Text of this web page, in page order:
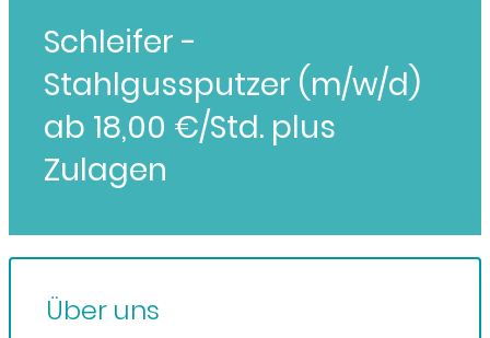
Schleifer -
Stahlgussputzer (m/w/d)
ab 18,00 €/Std. plus
Zulagen
Über uns